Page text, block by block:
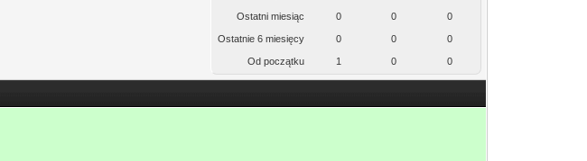
Ostatni miesiąc 0 0 0
Ostatnie 6 miesięcy 0 0 0
Od początku 1 0 0